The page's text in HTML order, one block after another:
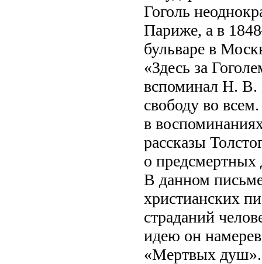
Гоголь
Париже, а в
бульваре в
«Здесь за
вспоминал Н. В.
свободу во
в
рассказы
о предсмертных
В данном
христианских
страданий
идею он
«Мертвых душ».